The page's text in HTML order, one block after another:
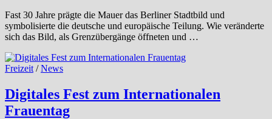
Fast 30 Jahre prägte die Mauer das Berliner Stadtbild und
symbolisierte die deutsche und europäische Teilung. Wie veränderte
sich das Bild, als Grenzübergänge öffneten und …
Freizeit /News
Digitales Fest zum Internationalen
Frauentag